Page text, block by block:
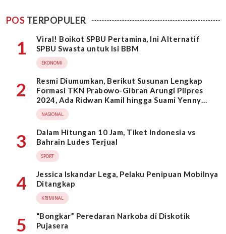
POS TERPOPULER
1
Viral! Boikot SPBU Pertamina, Ini Alternatif
SPBU Swasta untuk Isi BBM
EKONOMI
2
Resmi Diumumkan, Berikut Susunan Lengkap
Formasi TKN Prabowo-Gibran Arungi Pilpres
2024, Ada Ridwan Kamil hingga Suami Yenny
Wahid
NASIONAL
3
Dalam Hitungan 10 Jam, Tiket Indonesia vs
Bahrain Ludes Terjual
SPORT
4
Jessica Iskandar Lega, Pelaku Penipuan Mobilnya
Ditangkap
KRIMINAL
5
“Bongkar” Peredaran Narkoba di Diskotik
Pujasera